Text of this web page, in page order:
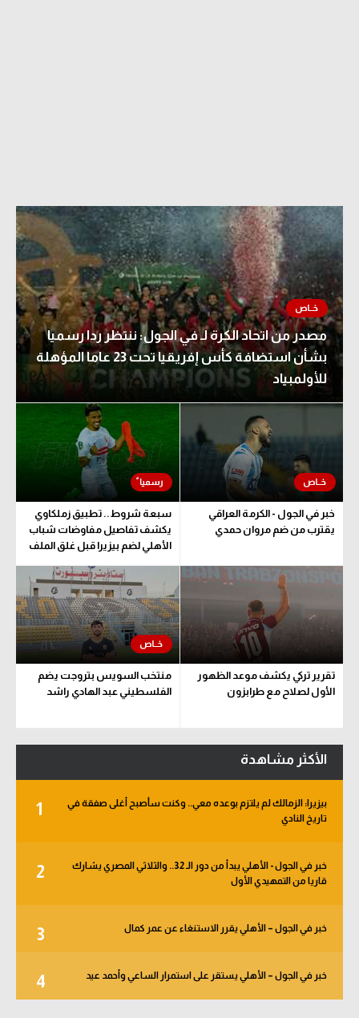
مصدر من اتحاد الكرة لـ في الجول: ننتظر ردا رسميا
بشأن استضافة كأس إفريقيا تحت 23 عاما المؤهلة
للأولمبياد
خبر في الجول - الكرمة العراقي
يقترب من ضم مروان حمدي
سبعة شروط.. تطبيق زملكاوي
يكشف تفاصيل مفاوضات شباب
الأهلي لضم بيزيرا قبل غلق الملف
تقرير تركي يكشف موعد الظهور
الأول لصلاح مع طرابزون
منتخب السويس بتروجت يضم
الفلسطيني عبد الهادي راشد
الأكثر مشاهدة
1
بيزيرا: الزمالك لم يلتزم بوعده معي.. وكنت سأصبح أغلى صفقة في
تاريخ النادي
2
خبر في الجول - الأهلي يبدأ من دور الـ 32.. والثلاثي المصري يشارك
قاريا من التمهيدي الأول
3 خبر في الجول – الأهلي يقرر الاستنغاء عن عمر كمال
4 خبر في الجول – الأهلي يستقر على استمرار الساعي وأحمد عيد